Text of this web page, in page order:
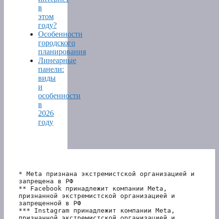
в
этом
году?
Особенности
городского
планирования
Линеарные
панели:
виды
и
особенности
в
2026
году
* Meta признана экстремистской организацией и
запрещена в РФ
** Facebook принадлежит компании Meta,
признанной экстремистской организацией и
запрещенной в РФ
*** Instagram принадлежит компании Meta,